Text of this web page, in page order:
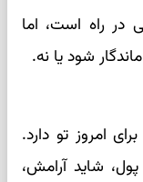
در راه است، اما
شود یا نه.
امروز تو دارد.
شاید آرامش،